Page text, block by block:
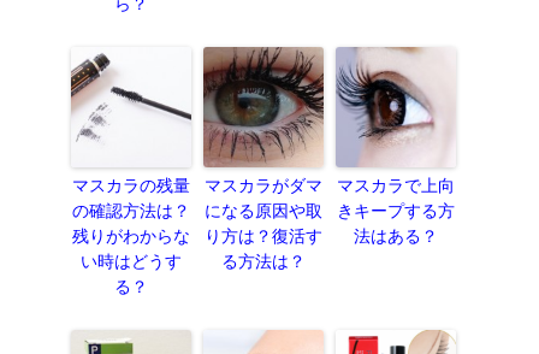
マスカラの残量
の確認方法は？
残りがわからな
い時はどうす
る？
マスカラがダマ
になる原因や取
り方は？復活す
る方法は？
マスカラで上向
きキープする方
法はある？